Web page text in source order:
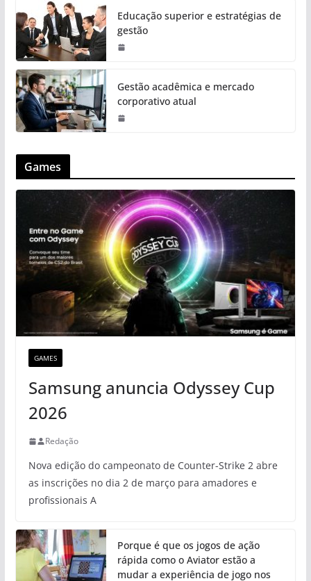
Educação superior e estratégias de
gestão
Gestão acadêmica e mercado
corporativo atual
Games
GAMES
Samsung anuncia Odyssey Cup
2026
Redação
Nova edição do campeonato de Counter-Strike 2 abre
as inscrições no dia 2 de março para amadores e
profissionais A
Porque é que os jogos de ação
rápida como o Aviator estão a
mudar a experiência de jogo nos